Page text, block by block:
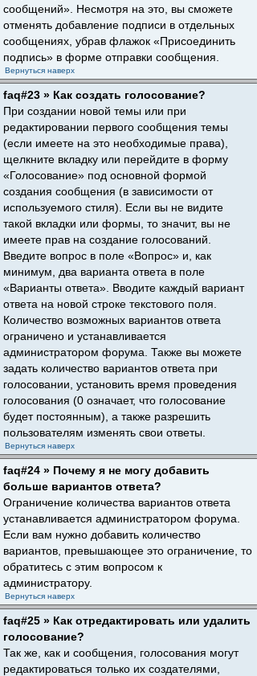
сообщений». Несмотря на это, вы сможете
отменять добавление подписи в отдельных
сообщениях, убрав флажок «Присоединить
подпись» в форме отправки сообщения.
Вернуться наверх
faq#23 » Как создать голосование?
При создании новой темы или при
редактировании первого сообщения темы
(если имеете на это необходимые права),
щелкните вкладку или перейдите в форму
«Голосование» под основной формой
создания сообщения (в зависимости от
используемого стиля). Если вы не видите
такой вкладки или формы, то значит, вы не
имеете прав на создание голосований.
Введите вопрос в поле «Вопрос» и, как
минимум, два варианта ответа в поле
«Варианты ответа». Вводите каждый вариант
ответа на новой строке текстового поля.
Количество возможных вариантов ответа
ограничено и устанавливается
администратором форума. Также вы можете
задать количество вариантов ответа при
голосовании, установить время проведения
голосования (0 означает, что голосование
будет постоянным), а также разрешить
пользователям изменять свои ответы.
Вернуться наверх
faq#24 » Почему я не могу добавить
больше вариантов ответа?
Ограничение количества вариантов ответа
устанавливается администратором форума.
Если вам нужно добавить количество
вариантов, превышающее это ограничение, то
обратитесь с этим вопросом к
администратору.
Вернуться наверх
faq#25 » Как отредактировать или удалить
голосование?
Так же, как и сообщения, голосования могут
редактироваться только их создателями,